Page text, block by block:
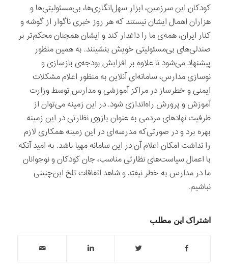
کودکان این سرزمین، ابزار سهل‌انگاری‌ها، بی‌مسئولیتی‌ها و
هزاران اهمال ایشان نیستند که هر روز خبری ناگوار از گوشه و
کنار ایران، همه‌ی ما را داغدار کند و ایشان همچنان محکم‌تر بر
صندلی‌های بی‌مسئولیتی خویش بنشینند. به همین منظور
پیشنهاد می‌شود تا علاوه بر افزایش بودجه‌ی بازسازی و
نوسازی مدارس، سامانه‌ای آنلاین به منظور اعلام مشکلات
ایمنی و خطرساز در مراکز آموزشی و مدارس توسط وزارت
آموزش و پرورش راه‌اندازی شود. در این زمینه می‌توان از
ظرفیت نهادهای مردمی به عنوان بازوی نظارتی در این زمینه
بهره برد و در صورتی‌که مدرسه‌ای در این زمینه همکاری لازم
را نداشت امکان اعلام آن در این سامانه مهیا باشد. به امید آنکه
با اعمال سیاست‌های نظارتی مناسب، جان کودکان و نوجوانان
ما در مدارس به خطر نیفتد و شاهد اتفاقات تلخ این‌چنینی
نباشیم.
اشتراک این مطلب